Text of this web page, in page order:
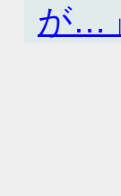
が…」